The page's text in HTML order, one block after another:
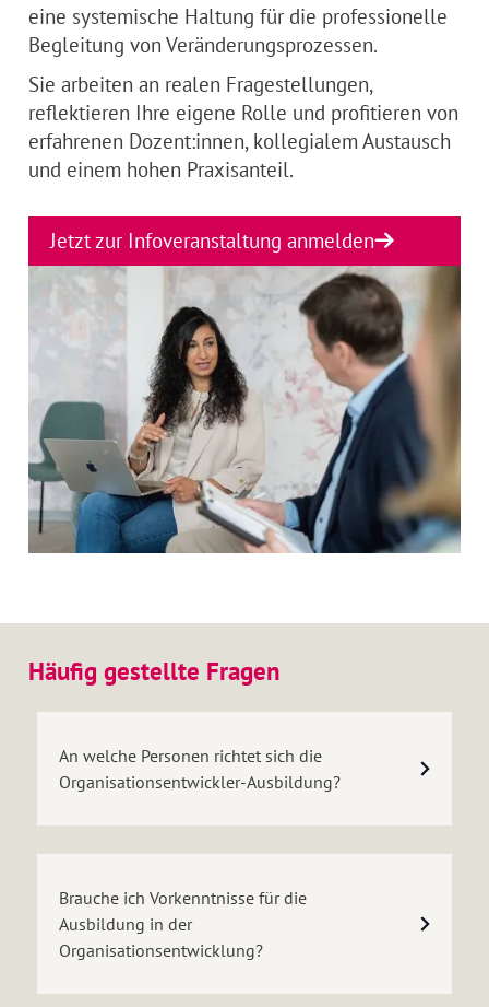
eine systemische Haltung für die professionelle
Begleitung von Veränderungsprozessen.
Sie arbeiten an realen Fragestellungen,
reflektieren Ihre eigene Rolle und profitieren von
erfahrenen Dozent:innen, kollegialem Austausch
und einem hohen Praxisanteil.
Jetzt zur Infoveranstaltung anmelden
Häufig gestellte Fragen
An welche Personen richtet sich die
Organisationsentwickler-Ausbildung?
Brauche ich Vorkenntnisse für die
Ausbildung in der
Organisationsentwicklung?